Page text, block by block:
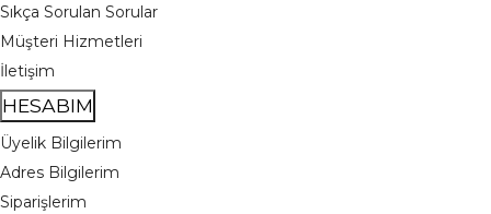
Sıkça Sorulan Sorular
Müşteri Hizmetleri
İletişim
HESABIM
Üyelik Bilgilerim
Adres Bilgilerim
Siparişlerim